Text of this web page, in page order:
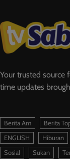
Your trusted source
time updates
Berita Am Berita
ENGLISH
Hiburan
Sosial
Sukan